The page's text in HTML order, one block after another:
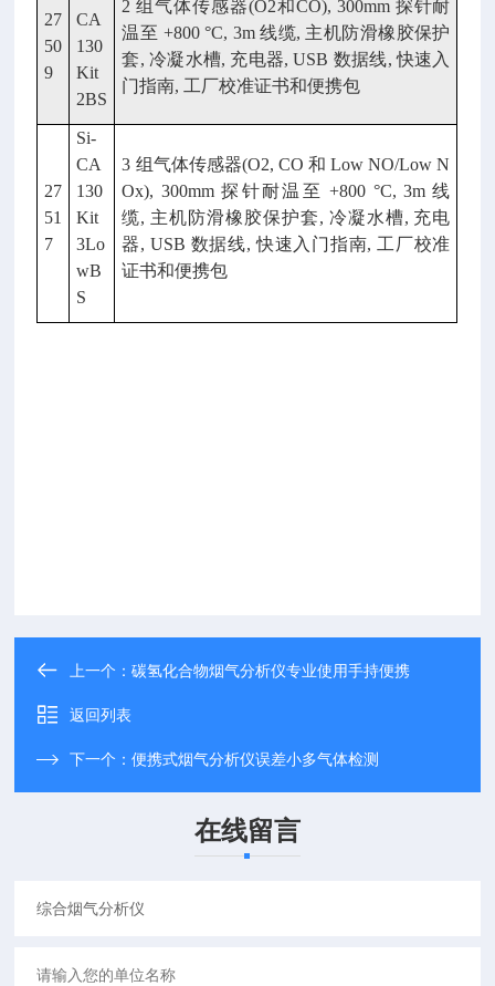
27
50
9
CA
130
Kit
2BS
2 组气体传感器(O2和CO), 300mm 探针耐
温至 +800 °C, 3m 线缆, 主机防滑橡胶保护
套, 冷凝水槽, 充电器, USB 数据线, 快速入
门指南, 工厂校准证书和便携包
27
51
7
Si-
CA
130
Kit
3Lo
wB
S
3 组气体传感器(O2, CO 和 Low NO/Low N
Ox), 300mm 探针耐温至 +800 °C, 3m 线
缆, 主机防滑橡胶保护套, 冷凝水槽, 充电
器, USB 数据线, 快速入门指南, 工厂校准
证书和便携包
上一个：碳氢化合物烟气分析仪专业使用手持便携
返回列表
下一个：便携式烟气分析仪误差小多气体检测
在线留言